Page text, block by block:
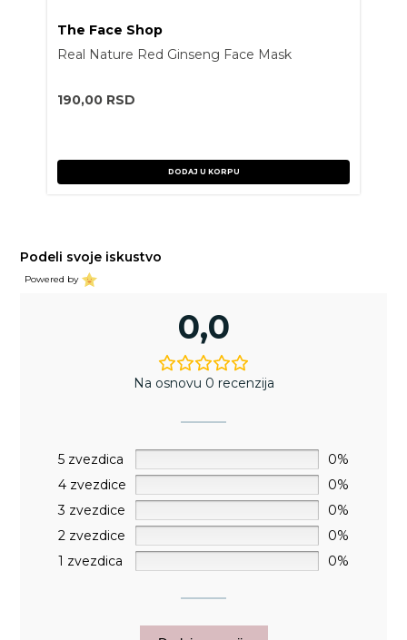
The Face Shop
Real Nature Red Ginseng Face Mask
190,00 RSD
DODAJ U KORPU
Podeli svoje iskustvo
Powered by
0,0
Na osnovu 0 recenzija
5 zvezdica
0%
4 zvezdice
0%
3 zvezdice
0%
2 zvezdice
0%
1 zvezdica
0%